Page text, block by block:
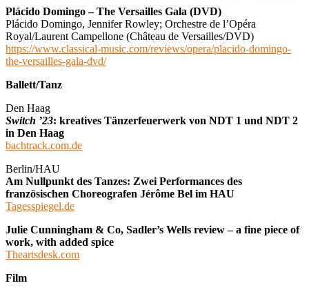
Plácido Domingo – The Versailles Gala (DVD)
Plácido Domingo, Jennifer Rowley; Orchestre de l’Opéra
Royal/Laurent Campellone (Château de Versailles/DVD)
https://www.classical-music.com/reviews/opera/placido-domingo-
the-versailles-gala-dvd/
Ballett/Tanz
Den Haag
Switch ’23: kreatives Tänzerfeuerwerk von NDT 1 und NDT 2
in Den Haag
bachtrack.com.de
Berlin/HAU
Am Nullpunkt des Tanzes: Zwei Performances des
französischen Choreografen Jérôme Bel im HAU
Tagesspiegel.de
Julie Cunningham & Co, Sadler’s Wells review – a fine piece of
work, with added spice
Theartsdesk.com
Film